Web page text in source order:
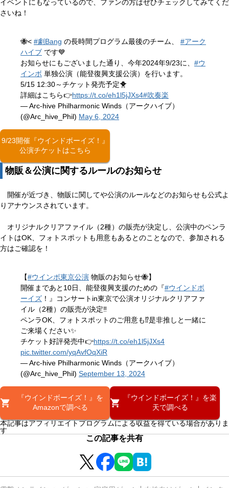
イベントにもなっているので、ファンの方はぜひチェックしてみてくだ
さいね！
🐝< #劇Bang の長時間プログラム最後のチーム、 #アーク
ハイブ です💙
お知らせにもございました通り、今年2024年9/23に、 #ウ
インボ 単独公演（能登復興支援公演）を行います。
5/15 12:30～チケット発売予定🐥
詳細はこちら👉https://t.co/eh1l5jJXs4#吹奏楽
— Arc-hive Philharmonic Winds（アークハイブ）
(@Arc_hive_Phil) May 6, 2024
9/23開催『ウインドボーイズ！』
公演チケットはこちら
物販＆公演に関するルールのお知らせ
開催が近づき、物販に関してや公演のルールなどのお知らせも公式よ
りアナウンスされています。
オリジナルクリアファイル（2種）の販売が決定し、公演中のペンラ
イトはOK、フォトスポットも用意もあるとのことなので、参加される
方はご確認を！
【#ウインボ東京公演 物販のお知らせ🐝】
開催まであと10日、能登復興支援のための『#ウインドボ
ーイズ ！』コンサートin東京で公演オリジナルクリアファ
イル（2種）の販売が決定‼
ペンラOK、フォトスポットのご用意も⁉是非推しと一緒に
ご来場ください✨
チケット好評発売中👉https://t.co/eh1l5jJXs4
pic.twitter.com/yqAvfOqXiR
— Arc-hive Philharmonic Winds（アークハイブ）
(@Arc_hive_Phil) September 13, 2024
『ウインドボーイズ！』を
Amazonで調べる
『ウインドボーイズ！』を楽
天で調べる
本記事はアフィリエイトプログラムによる収益を得ている場合がありま
す
この記事を共有